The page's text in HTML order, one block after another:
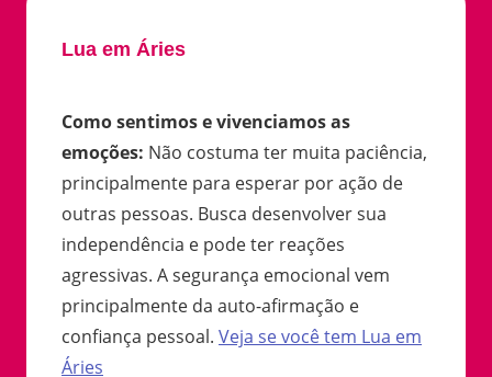
Lua em Áries
Como sentimos e vivenciamos as
emoções: Não costuma ter muita paciência,
principalmente para esperar por ação de
outras pessoas. Busca desenvolver sua
independência e pode ter reações
agressivas. A segurança emocional vem
principalmente da auto-afirmação e
confiança pessoal. Veja se você tem Lua em
Áries